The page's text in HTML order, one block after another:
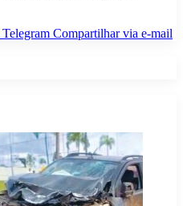
Telegram Compartilhar via e-mail